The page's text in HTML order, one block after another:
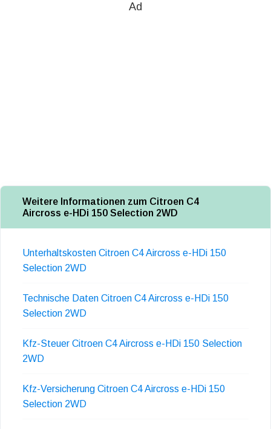
Ad
Weitere Informationen zum Citroen C4
Aircross e-HDi 150 Selection 2WD
Unterhaltskosten Citroen C4 Aircross e-HDi 150
Selection 2WD
Technische Daten Citroen C4 Aircross e-HDi 150
Selection 2WD
Kfz-Steuer Citroen C4 Aircross e-HDi 150 Selection
2WD
Kfz-Versicherung Citroen C4 Aircross e-HDi 150
Selection 2WD